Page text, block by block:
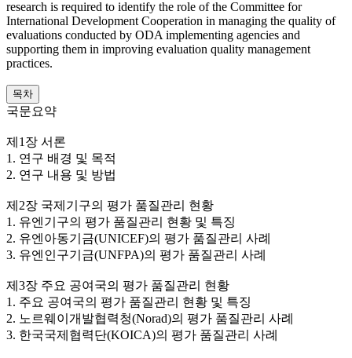
research is required to identify the role of the Committee for
International Development Cooperation in managing the quality of
evaluations conducted by ODA implementing agencies and
supporting them in improving evaluation quality management
practices.
목차
국문요약
제1장 서론
1. 연구 배경 및 목적
2. 연구 내용 및 방법
제2장 국제기구의 평가 품질관리 현황
1. 유엔기구의 평가 품질관리 현황 및 특징
2. 유엔아동기금(UNICEF)의 평가 품질관리 사례
3. 유엔인구기금(UNFPA)의 평가 품질관리 사례
제3장 주요 공여국의 평가 품질관리 현황
1. 주요 공여국의 평가 품질관리 현황 및 특징
2. 노르웨이개발협력청(Norad)의 평가 품질관리 사례
3. 한국국제협력단(KOICA)의 평가 품질관리 사례